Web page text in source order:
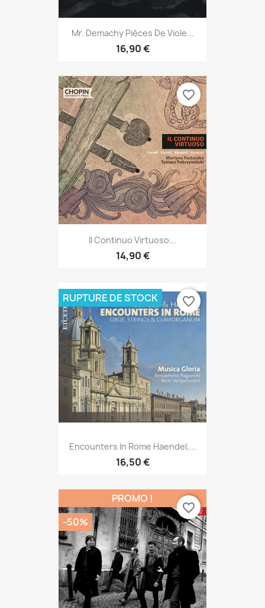
Mr. Demachy Pièces De Viole...
16,90 €
Il Continuo Virtuoso...
14,90 €
favorite_border
Encounters In Rome Haendel,...
16,50 €
RUPTURE DE STOCK favorite_border
PROMO !
-50%
favorite_border